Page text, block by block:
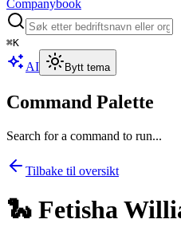
Companybook
⌘K
AI Bytt tema
Command Palette
Search for a command to run...
Tilbake til oversikt
🐍 Fetisha